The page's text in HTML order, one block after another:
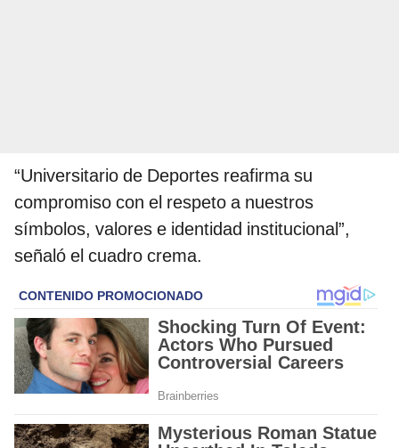
“Universitario de Deportes reafirma su
compromiso con el respeto a nuestros
símbolos, valores e identidad institucional”,
señaló el cuadro crema.